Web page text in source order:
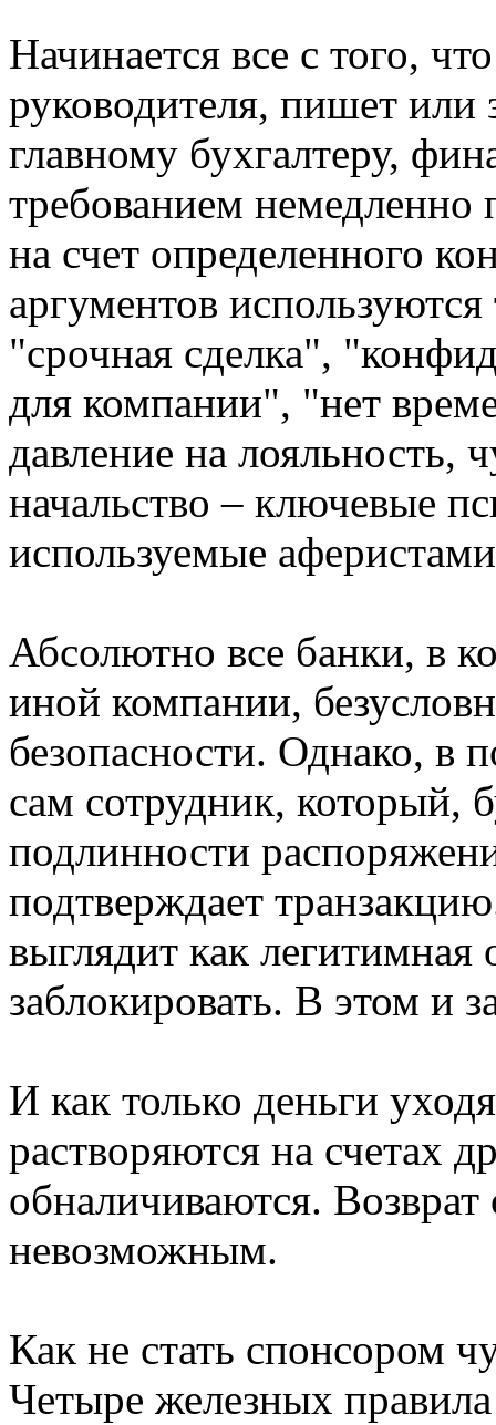
Начинается все с того,
руководителя, пишет или
главному бухгалтеру,
требованием немедленно
на счет определенного
аргументов
"срочная сделка",
для компании", "нет
давление на лояльность,
начальство – ключевые
используемые
Абсолютно все банки, в
иной компании,
безопасности. Однако, в
сам сотрудник, который,
подлинности
подтверждает
выглядит как
заблокировать. В этом и
И как только деньги
растворяются на счетах
обналичиваются. Возврат
невозможным.
Как не стать спонсором
Четыре железных